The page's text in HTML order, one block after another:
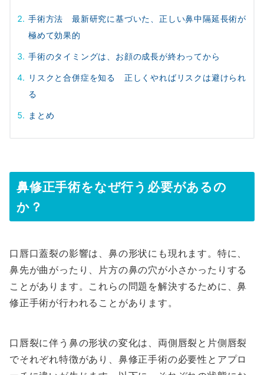
手術方法 最新研究に基づいた、正しい鼻中隔延長術が
極めて効果的
手術のタイミングは、お顔の成長が終わってから
リスクと合併症を知る 正しくやればリスクは避けられ
る
まとめ
鼻修正手術をなぜ行う必要があるの
か？
口唇口蓋裂の影響は、鼻の形状にも現れます。特に、
鼻先が曲がったり、片方の鼻の穴が小さかったりする
ことがあります。これらの問題を解決するために、鼻
修正手術が行われることがあります。
口唇裂に伴う鼻の形状の変化は、両側唇裂と片側唇裂
でそれぞれ特徴があり、鼻修正手術の必要性とアプロ